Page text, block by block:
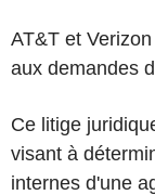
AT&T et
aux demandes
Ce litige
visant à
internes d'une